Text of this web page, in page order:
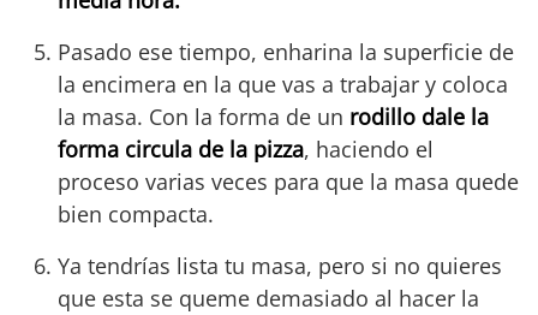
Pasado ese tiempo, enharina la superficie de
la encimera en la que vas a trabajar y coloca
la masa. Con la forma de un rodillo dale la
forma circula de la pizza, haciendo el
proceso varias veces para que la masa quede
bien compacta.
Ya tendrías lista tu masa, pero si no quieres
que esta se queme demasiado al hacer la